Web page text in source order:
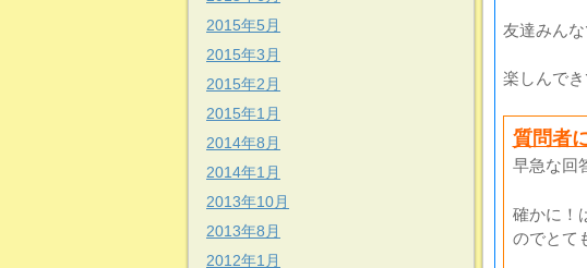
友達みん
楽しんでき
質問者
早急な回
確かに！
のでとて
2015年5月
2015年3月
2015年2月
2015年1月
2014年8月
2014年1月
2013年10月
2013年8月
2012年1月